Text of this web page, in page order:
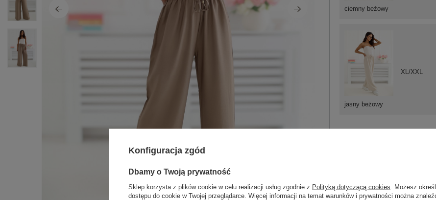
jasny beżowy
XL/XXL
ciemny beżowy
Konfiguracja zgód
Dbamy o Twoją prywatność
Sklep korzysta z plików cookie w celu realizacji usług zgodnie z Polityką dotyczącą cookies . Możesz
dostępu do cookie w Twojej przeglądarce. Więcej informacji na temat warunków i prywatności można